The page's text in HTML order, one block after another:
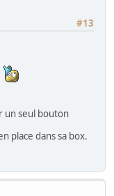
#13
un seul bouton
place dans sa box.